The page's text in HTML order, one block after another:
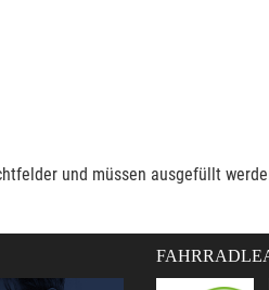
und müssen ausgefüllt